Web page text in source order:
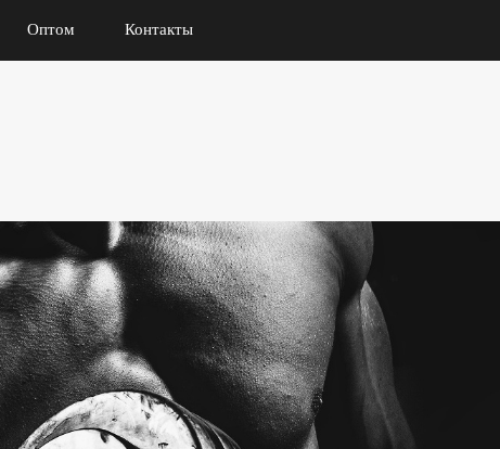
Оптом Контакты